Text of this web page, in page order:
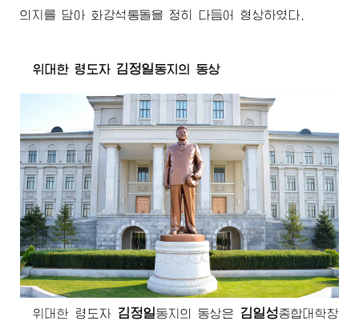
의지를 담아 화강석통돌을 정히 다듬어 형상하였다.
위대한 령도자 김정일동지 의 동상
위대한 령도자 김정일동지 의 동상은 김일성종합대학창